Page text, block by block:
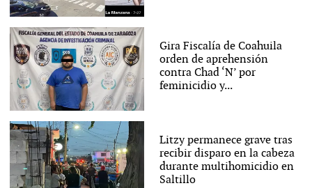
Gira Fiscalía de Coahuila
orden de aprehensión
contra Chad ‘N’ por
feminicidio y...
Litzy permanece grave tras
recibir disparo en la cabeza
durante multihomicidio en
Saltillo